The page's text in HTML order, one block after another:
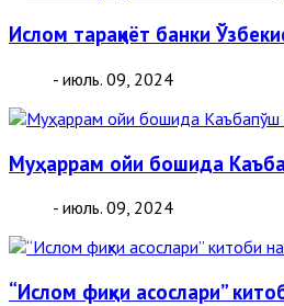
Ислом тараққиёт банки
- июль. 09, 2024
Муҳаррам ойи бошида
- июль. 09, 2024
“Ислом фиқҳи асослари”